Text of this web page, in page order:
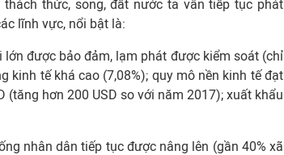
thức, song, đất nước ta vẫn tiếp tục phát
lĩnh vực, nổi bật là:
được bảo đảm, lạm phát được kiểm soát (chỉ
kinh tế khá cao (7,08%); quy mô nền kinh tế đạt
(tăng hơn 200 USD so với năm 2017); xuất khẩu
nhân dân tiếp tục được nâng lên (gần 40% xã